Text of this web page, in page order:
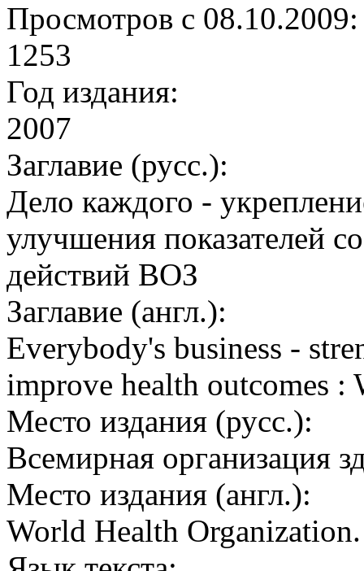
Просмотров с 08.10.2009:
1253
Год издания:
2007
Заглавие (русс.):
Дело каждого -
улучшения показателей
действий ВОЗ
Заглавие (англ.):
Everybody's business -
improve health outcomes
Место издания (русс.):
Всемирная организация
Место издания (англ.):
World Health